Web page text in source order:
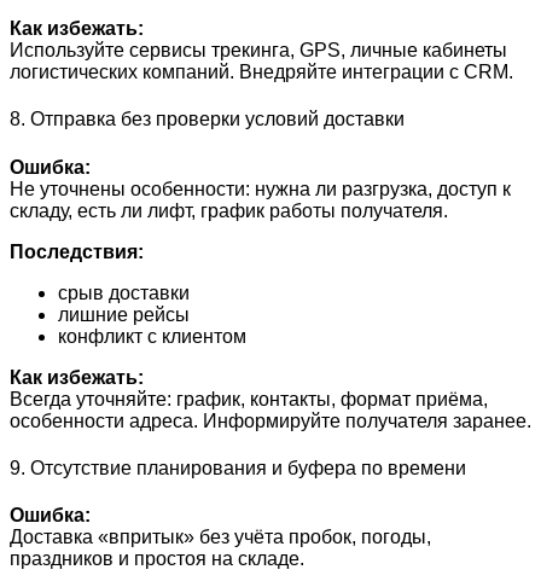
Как избежать:
Используйте сервисы трекинга, GPS, личные кабинеты
логистических компаний. Внедряйте интеграции с CRM.
8. Отправка без проверки условий доставки
Ошибка:
Не уточнены особенности: нужна ли разгрузка, доступ к
складу, есть ли лифт, график работы получателя.
Последствия:
срыв доставки
лишние рейсы
конфликт с клиентом
Как избежать:
Всегда уточняйте: график, контакты, формат приёма,
особенности адреса. Информируйте получателя заранее.
9. Отсутствие планирования и буфера по времени
Ошибка:
Доставка «впритык» без учёта пробок, погоды,
праздников и простоя на складе.